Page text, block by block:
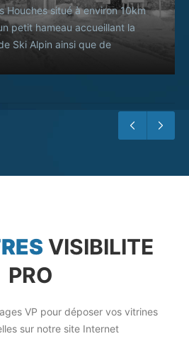
situé à environ 10km
petit hameau accueillant la
Ski Alpin ainsi que de
VISIBILITE
PRO
VP pour déposer vos vitrines
sur notre site Internet